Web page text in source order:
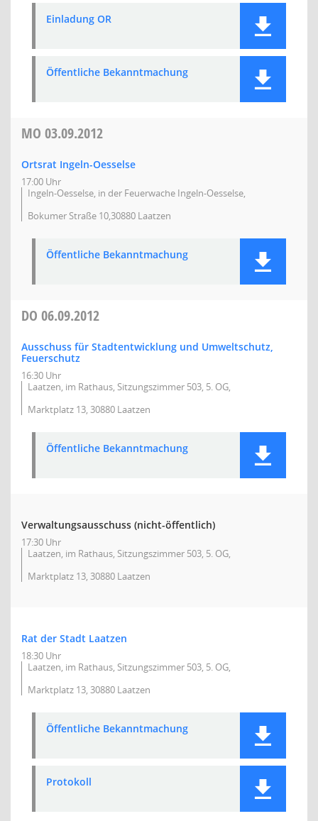
Einladung OR
Öffentliche Bekanntmachung
MO 03.09.2012
Ortsrat Ingeln-Oesselse
17:00 Uhr
Ingeln-Oesselse, in der Feuerwache Ingeln-Oesselse,
Bokumer Straße 10,30880 Laatzen
Öffentliche Bekanntmachung
DO 06.09.2012
Ausschuss für Stadtentwicklung und Umweltschutz,
Feuerschutz
16:30 Uhr
Laatzen, im Rathaus, Sitzungszimmer 503, 5. OG,
Marktplatz 13, 30880 Laatzen
Öffentliche Bekanntmachung
Verwaltungsausschuss (nicht-öffentlich)
17:30 Uhr
Laatzen, im Rathaus, Sitzungszimmer 503, 5. OG,
Marktplatz 13, 30880 Laatzen
Rat der Stadt Laatzen
18:30 Uhr
Laatzen, im Rathaus, Sitzungszimmer 503, 5. OG,
Marktplatz 13, 30880 Laatzen
Öffentliche Bekanntmachung
Protokoll